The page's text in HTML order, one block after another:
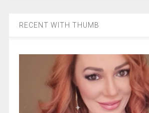
RECENT WITH THUMB